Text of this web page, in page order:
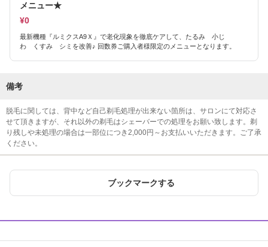
メニュー★
¥0
最新機種『ルミクスA9Ｘ』で老化現象を徹底ケアして、たるみ 小じ
わ くすみ シミを改善♪ 回数券ご購入者様限定のメニューとなります。
備考
脱毛に関しては、背中など自己剃毛処理が出来ない箇所は、サロンにて対応さ
せて頂きますが、それ以外の剃毛はシェーバーでの処理をお願い致します。剃
り残しや未処理の場合は一部位につき2,000円～お支払いいただきます。ご了承
ください。
ブックマークする